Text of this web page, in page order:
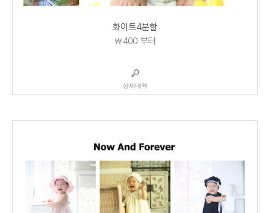
화이트4분할
₩400부터
상세내역